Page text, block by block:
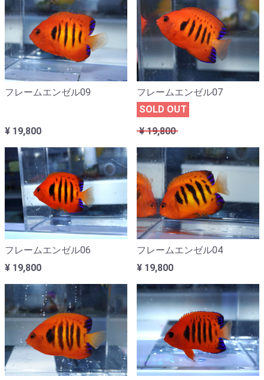
フレームエンゼル09
¥ 19,800
フレームエンゼル07
SOLD OUT
¥ 19,800
フレームエンゼル06
¥ 19,800
フレームエンゼル04
¥ 19,800